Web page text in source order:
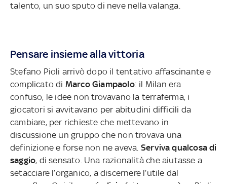
talento, un suo sputo di neve nella valanga.
Pensare insieme alla vittoria
Stefano Pioli arrivò dopo il tentativo affascinante e
complicato di Marco Giampaolo: il Milan era
confuso, le idee non trovavano la terraferma, i
giocatori si avvitavano per abitudini difficili da
cambiare, per richieste che mettevano in
discussione un gruppo che non trovava una
definizione e forse non ne aveva. Serviva qualcosa di
saggio, di sensato. Una razionalità che aiutasse a
setacciare l’organico, a discernere l’utile dal